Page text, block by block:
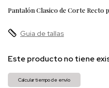
Pantalón Clasico de Corte Recto
Guia de tallas
Este producto no tiene
Calcular tiempo de envío